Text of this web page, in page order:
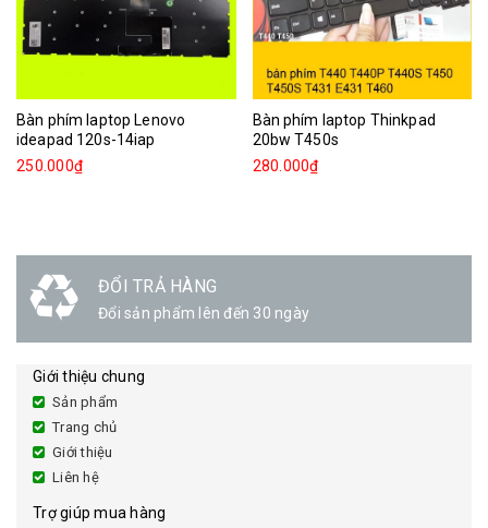
Bàn phím laptop Lenovo
ideapad 120s-14iap
250.000₫
Bàn phím laptop Thinkpad
20bw T450s
280.000₫
ĐỔI TRẢ HÀNG
Đổi sản phẩm lên đến 30 ngày
Giới thiệu chung
Sản phẩm
Trang chủ
Giới thiệu
Liên hệ
Trợ giúp mua hàng